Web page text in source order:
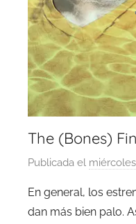
The (Bones)
Publicada el
En general, los
dan más bien palo.